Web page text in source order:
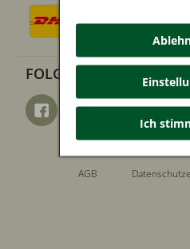
FOLGE UNS AUF
AGB
Ich